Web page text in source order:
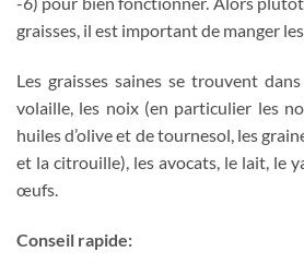
graisses, il est important de manger
Les graisses saines se trouvent
volaille, les noix (en particulier les
huiles d’olive et de tournesol, les
et la citrouille), les avocats, le lait, le
œufs.
Conseil rapide: